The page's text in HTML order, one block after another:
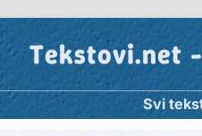
Tekstovi.net
Svi